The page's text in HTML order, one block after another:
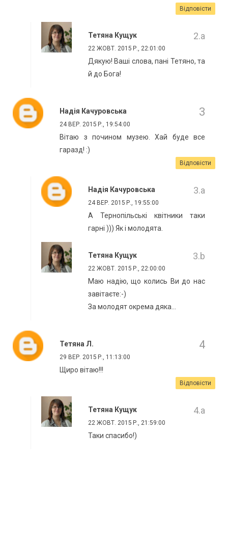
Відповісти
Тетяна Кущук
22 ЖОВТ. 2015 Р., 22:01:00
Дякую! Ваші слова, пані Тетяно, та
й до Бога!
Надія Качуровська
24 ВЕР. 2015 Р., 19:54:00
Вітаю з почином музею. Хай буде все
гаразд! :)
Відповісти
Надія Качуровська
24 ВЕР. 2015 Р., 19:55:00
А Тернопільські квітники таки
гарні ))) Як і молодята.
Тетяна Кущук
22 ЖОВТ. 2015 Р., 22:00:00
Маю надію, що колись Ви до нас
завітаєте:-)
За молодят окрема дяка...
Тетяна Л.
29 ВЕР. 2015 Р., 11:13:00
Щиро вітаю!!!
Відповісти
Тетяна Кущук
22 ЖОВТ. 2015 Р., 21:59:00
Таки спасибо!)